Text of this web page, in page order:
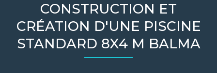
CONSTRUCTION ET
CRÉATION D'UNE PISCINE
STANDARD 8X4 M BALMA